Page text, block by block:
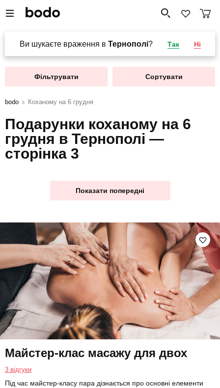
Ви шукаєте враження в Тернополі? Так Ні
Фільтрувати Сортувати
bodo Коханому на 6 грудня
Подарунки коханому на 6
грудня в Тернополі —
сторінка 3
Показати попередні
Майстер-клас масажу для двох
3 відгуки
Під час майстер-класу пара дізнається про основні елементи